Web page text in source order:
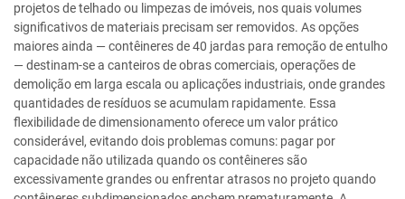
projetos de telhado ou limpezas de imóveis, nos quais volumes
significativos de materiais precisam ser removidos. As opções
maiores ainda — contêineres de 40 jardas para remoção de entulho
— destinam-se a canteiros de obras comerciais, operações de
demolição em larga escala ou aplicações industriais, onde grandes
quantidades de resíduos se acumulam rapidamente. Essa
flexibilidade de dimensionamento oferece um valor prático
considerável, evitando dois problemas comuns: pagar por
capacidade não utilizada quando os contêineres são
excessivamente grandes ou enfrentar atrasos no projeto quando